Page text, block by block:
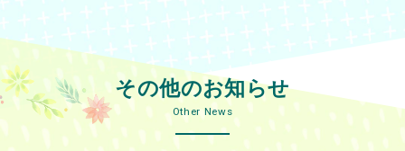
その他のお知らせ
Other News